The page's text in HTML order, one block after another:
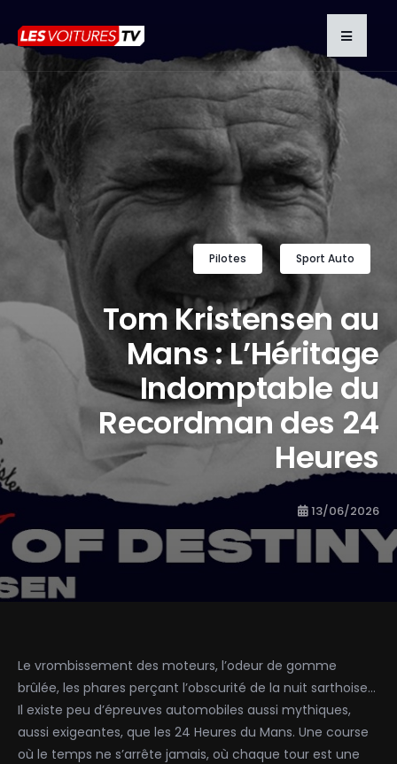
Pilotes Sport Auto
Tom Kristensen au
Mans : L’Héritage
Indomptable du
Recordman des 24
Heures
13/06/2026
Le vrombissement des moteurs, l’odeur de gomme
brûlée, les phares perçant l’obscurité de la nuit sarthoise…
Il existe peu d’épreuves automobiles aussi mythiques,
aussi exigeantes, que les 24 Heures du Mans. Une course
où le temps ne s’arrête jamais, où chaque tour est une